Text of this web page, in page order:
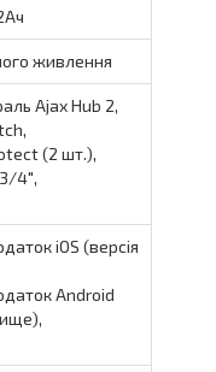
живлення
Ajax Hub 2,
(2 шт.),
4″,
iOS (версія
Android